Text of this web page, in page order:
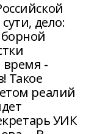
дело:
время -
Такое
реалий
УИК